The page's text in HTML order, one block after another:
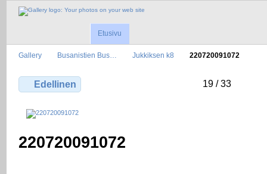
Etusivu
Gallery Busanistien Bus… Jukkiksen k8 220720091072
Edellinen 19 / 33
220720091072